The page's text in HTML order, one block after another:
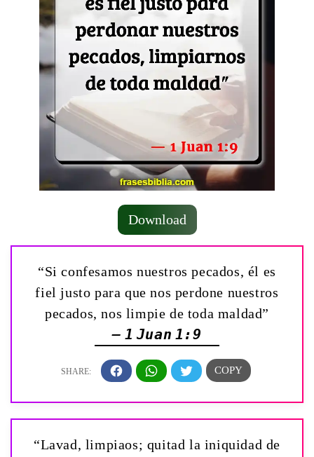
Download
“Si confesamos nuestros pecados, él es
fiel justo para que nos perdone nuestros
pecados, nos limpie de toda maldad”
— 1 Juan 1:9
“Lavad, limpiaos; quitad la iniquidad de